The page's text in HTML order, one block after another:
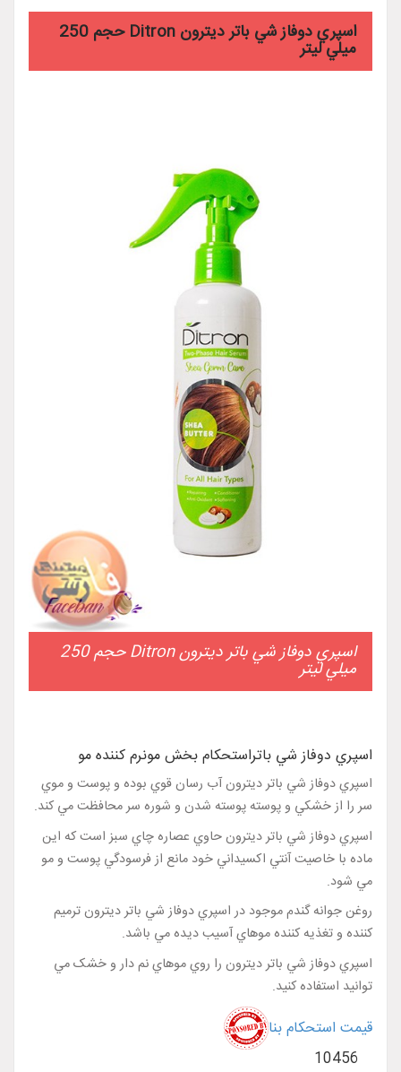
اسپري دوفاز شي باتر ديترون Ditron حجم 250
ميلي ليتر
اسپري دوفاز شي باتر ديترون Ditron حجم 250
ميلي ليتر
اسپري دوفاز شي باتراستحکام بخش مونرم کننده مو
اسپري دوفاز شي باتر ديترون آب رسان قوي بوده و پوست و موي
سر را از خشکي و پوسته پوسته شدن و شوره سر محافظت مي کند.
اسپري دوفاز شي باتر ديترون حاوي عصاره چاي سبز است که اين
ماده با خاصيت آنتي اکسيداني خود مانع از فرسودگي پوست و مو
مي شود.
روغن جوانه گندم موجود در اسپري دوفاز شي باتر ديترون ترميم
کننده و تغذيه کننده موهاي آسيب ديده مي باشد.
اسپري دوفاز شي باتر ديترون را روي موهاي نم دار و خشک مي
توانيد استفاده کنيد.
قیمت استحکام بنا
10456